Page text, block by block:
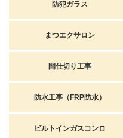
防犯ガラス
まつエクサロン
間仕切り工事
防水工事（FRP防水）
ビルトインガスコンロ